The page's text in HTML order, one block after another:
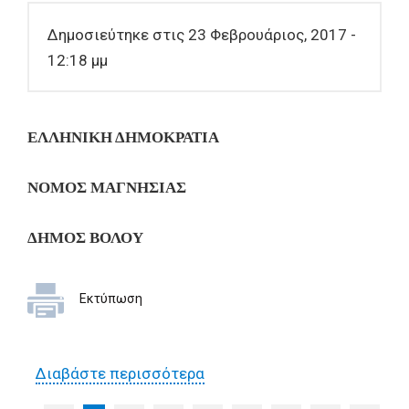
Δημοσιεύτηκε στις 23 Φεβρουάριος, 2017 -
12:18 μμ
ΕΛΛΗΝΙΚΗ ΔΗΜΟΚΡΑΤΙΑ
ΝΟΜΟΣ ΜΑΓΝΗΣΙΑΣ
ΔΗΜΟΣ ΒΟΛΟΥ
Εκτύπωση
Διαβάστε περισσότεραγια Έρευνα αγοράς για